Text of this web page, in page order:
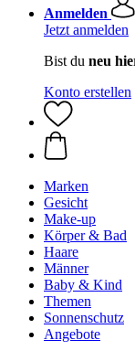
Anmelden
Jetzt anmelden
Bist du neu
Konto erstellen
Marken
Gesicht
Make-up
Körper & Bad
Haare
Männer
Baby & Kind
Themen
Sonnenschutz
Angebote